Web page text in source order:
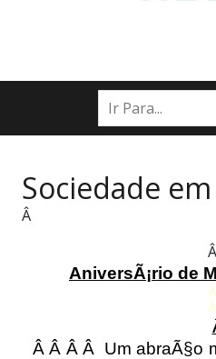
INÍCIO
NOTÍCIAS
Sociedade
Â
Â
AniversÃ¡rio de
Â
Â
Â Â Â Â Um abraÃ§o